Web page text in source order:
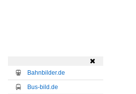

Bahnbilder.de
Bus-bild.de